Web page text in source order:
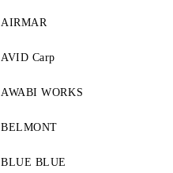
AIRMAR
AVID Carp
AWABI WORKS
BELMONT
BLUE BLUE